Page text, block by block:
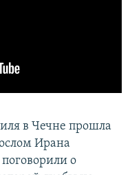
в Чечне прошла
Ирана
о